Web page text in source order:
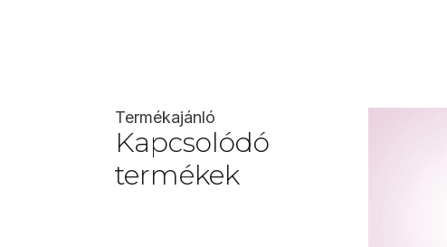
Termékajánló
Kapcsolódó
termékek